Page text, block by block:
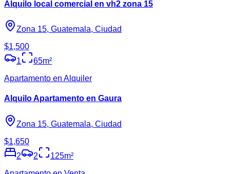
Alquilo local comercial en vh2 zona 15
Zona 15, Guatemala, Ciudad
$1,500
1
65m²
Apartamento en Alquiler
Alquilo Apartamento en Gaura
Zona 15, Guatemala, Ciudad
$1,650
2
2 125m²